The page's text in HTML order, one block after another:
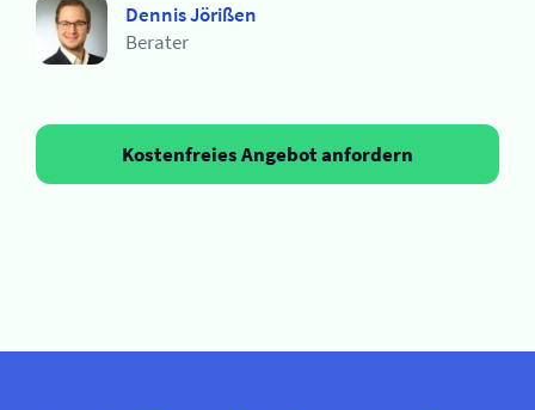
Dennis Jörißen
Berater
Kostenfreies Angebot anfordern